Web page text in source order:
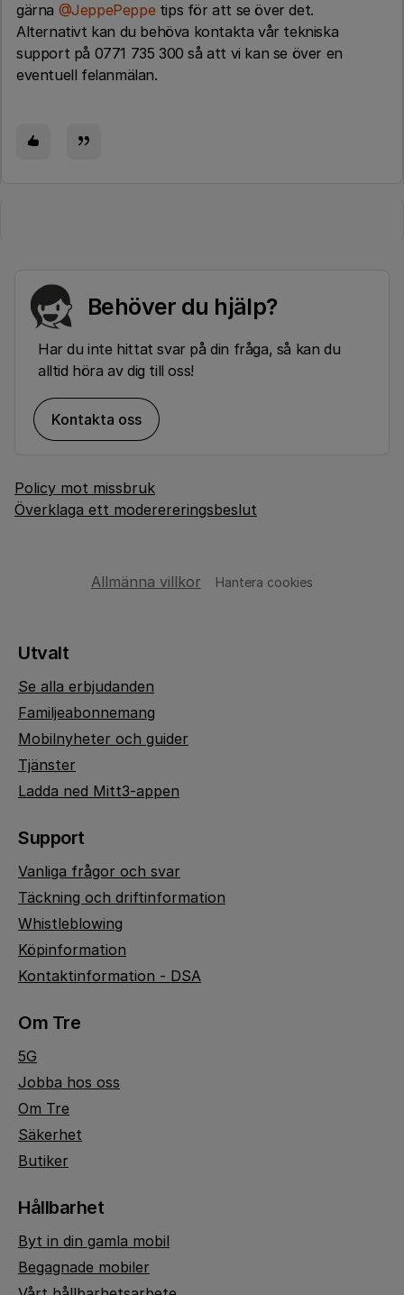
gärna @JeppePeppetips för att se över det.
Alternativt kan du behöva kontakta vår tekniska
support på 0771 735 300 så att vi kan se över en
eventuell felanmälan.
Behöver du hjälp?
Har du inte hittat svar på din fråga, så kan du
alltid höra av dig till oss!
Kontakta oss
Policy mot missbruk
Överklaga ett moderereringsbeslut
Allmänna villkor Hantera cookies
Utvalt
Se alla erbjudanden
Familjeabonnemang
Mobilnyheter och guider
Tjänster
Ladda ned Mitt3-appen
Support
Vanliga frågor och svar
Täckning och driftinformation
Whistleblowing
Köpinformation
Kontaktinformation - DSA
Om Tre
5G
Jobba hos oss
Om Tre
Säkerhet
Butiker
Hållbarhet
Byt in din gamla mobil
Begagnade mobiler